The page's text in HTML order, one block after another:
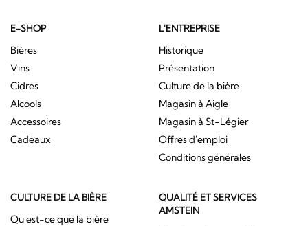
E-SHOP
Bières
Vins
Cidres
Alcools
Accessoires
Cadeaux
L'ENTREPRISE
Historique
Présentation
Culture de la bière
Magasin à Aigle
Magasin à St-Légier
Offres d'emploi
Conditions générales
CULTURE DE LA BIÈRE
Qu'est-ce que la bière
QUALITÉ ET SERVICES
AMSTEIN